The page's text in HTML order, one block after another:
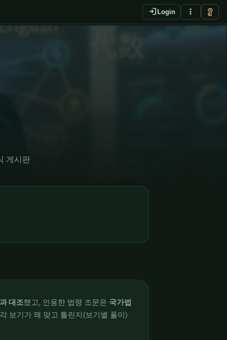
login Login more_vert vpn_key
게시판
대조했고, 인용한 법령 조문은 국가법
보기가 왜 맞고 틀린지(보기별 풀이)